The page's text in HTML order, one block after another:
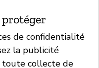
protéger
de confidentialité
la publicité
toute collecte de